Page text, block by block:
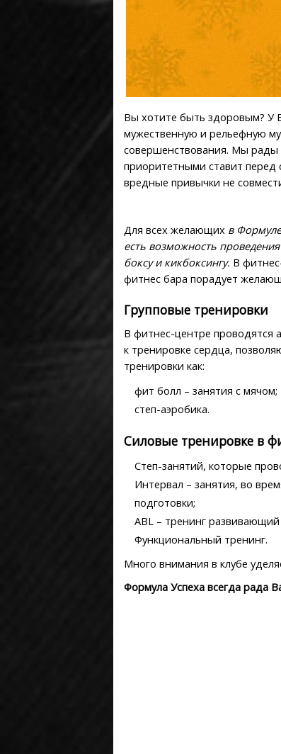
Вы хотите быть здоровым? У
мужественную и рельефную
совершенствования. Мы рады
приоритетными ставит перед
вредные привычки не
Для всех желающих в
есть возможность
боксу и кикбоксингу. В
фитнес бара порадует
Групповые тренировки
В фитнес-центре проводятся
к тренировке сердца,
тренировки как:
фит болл – занятия с мячом;
степ-аэробика.
Силовые тренировке в
Степ-занятий, которые
Интервал – занятия, во
подготовки;
ABL – тренинг развивающий
Функциональный тренинг.
Много внимания в клубе
Формула Успеха всегда рада